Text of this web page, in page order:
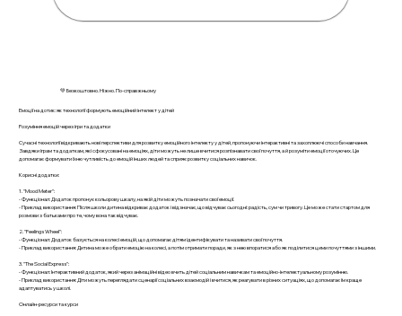
💚 Безкоштовно. Ніжно. По-справжньому
Емоції на дотик: як технології формують емоційний інтелект у дітей
Розуміння емоцій через ігри та додатки
Сучасні технології відкривають нові перспективи для розвитку емоційного інтелекту у дітей, пропонуючи інтерактивні та захоплюючі способи навчання.
Завдяки іграм та додаткам, які сфокусовані на емоціях, діти можуть не лише вчитися розпізнавати свої почуття, а й розуміти емоції оточуючих. Це
допомагає формувати їхню чутливість до емоцій інших людей та сприяє розвитку соціальних навичок.
Корисні додатки:
1. "Mood Meter":
- Функціонал: Додаток пропонує кольорову шкалу, на якій діти можуть позначати свої емоції.
- Приклад використання: Після школи дитина відкриває додаток і відзначає, що відчуває сьогодні: радість, сум чи тривогу. Це може стати стартом для
розмови з батьками про те, чому вона так відчуває.
2. "Feelings Wheel":
- Функціонал: Додаток базується на колесі емоцій, що допомагає дітям ідентифікувати та називати свої почуття.
- Приклад використання: Дитина може обрати емоцію на колесі, а потім отримати поради, як з нею впоратися або як поділитися цими почуттями з іншими.
3. "The Social Express":
- Функціонал: Інтерактивний додаток, який через анімаційні відео вчить дітей соціальним навичкам та емоційно-інтелектуальному розумінню.
- Приклад використання: Діти можуть переглядати сценарії соціальних взаємодій і вчитися, як реагувати в різних ситуаціях, що допомагає їм краще
адаптуватись у школі.
Онлайн-ресурси та курси